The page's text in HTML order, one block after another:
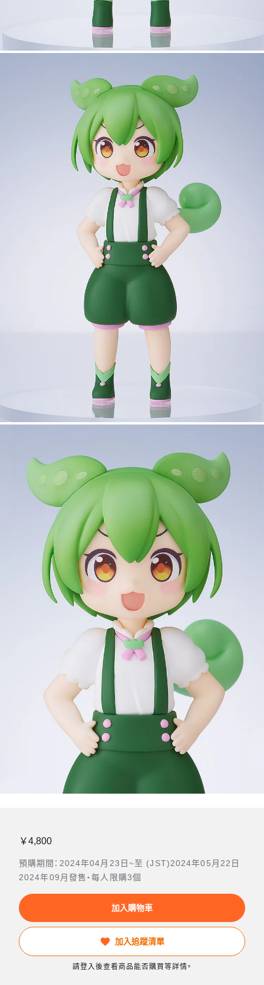
￥4,800
預購期間：2024年04月23日~至 (JST)2024年05月22日
2024年09月發售・每人限購3個
加入購物車
加入追蹤清單
請登入後查看商品能否購買等詳情。